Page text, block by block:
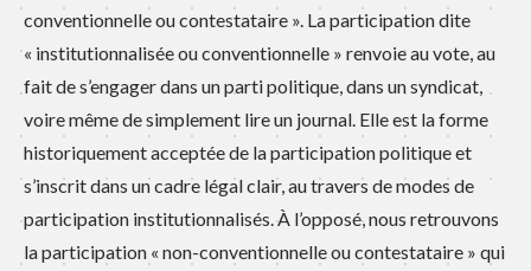
conventionnelle ou contestataire ». La participation dite
« institutionnalisée ou conventionnelle » renvoie au vote, au
fait de s’engager dans un parti politique, dans un syndicat,
voire même de simplement lire un journal. Elle est la forme
historiquement acceptée de la participation politique et
s’inscrit dans un cadre légal clair, au travers de modes de
participation institutionnalisés. À l’opposé, nous retrouvons
la participation « non-conventionnelle ou contestataire » qui